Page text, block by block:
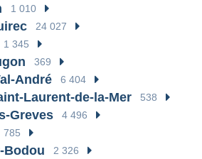
1 010
24 027
1 345
369
André 6 404
Laurent-de-la-Mer 538
Greves 4 496
785
Bodou 2 326